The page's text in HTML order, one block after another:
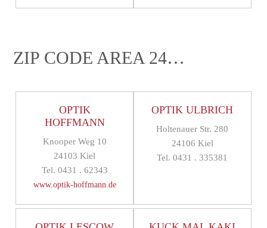
ZIP CODE AREA 24…
OPTIK
HOFFMANN
Knooper Weg 10
24103 Kiel
Tel. 0431 . 62343
www.optik-hoffmann.de
OPTIK ULBRICH
Holtenauer Str. 280
24106 Kiel
Tel. 0431 . 335381